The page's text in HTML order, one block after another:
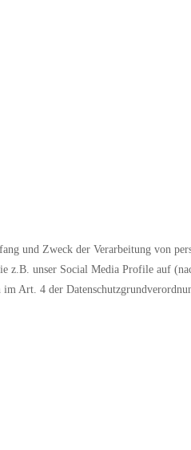
und Zweck der Verarbeitung von
z.B. unser Social Media Profile auf
Art. 4 der